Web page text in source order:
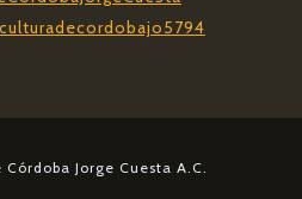
Jorge Cuesta A.C.